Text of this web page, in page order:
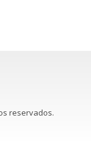
reservados.